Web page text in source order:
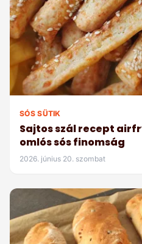
SÓS SÜTIK
Sajtos szál recept
omlós sós finomság
2026. június 20. szombat